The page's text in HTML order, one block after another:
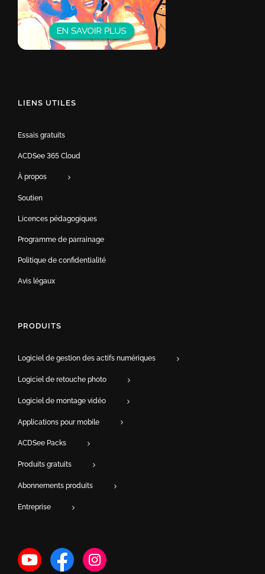
LIENS UTILES
Essais gratuits
ACDSee 365 Cloud
À propos
Soutien
Licences pédagogiques
Programme de parrainage
Politique de confidentialité
Avis légaux
PRODUITS
Logiciel de gestion des actifs numériques
Logiciel de retouche photo
Logiciel de montage vidéo
Applications pour mobile
ACDSee Packs
Produits gratuits
Abonnements produits
Entreprise